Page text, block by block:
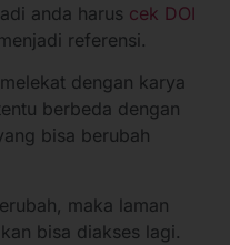
anda harus cek DOI
referensi.
dengan karya
berbeda dengan
bisa berubah
maka laman
bisa diakses lagi.